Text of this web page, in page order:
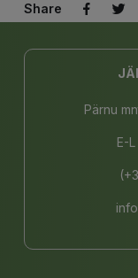
Share
Pärnu
E-